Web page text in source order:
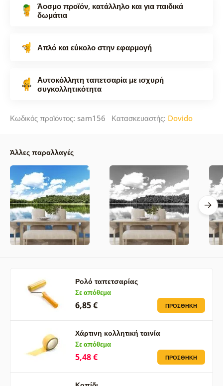
Άοσμο προϊόν, κατάλληλο και για παιδικά
δωμάτια
Απλό και εύκολο στην εφαρμογή
Αυτοκόλλητη ταπετσαρία με ισχυρή
συγκολλητικότητα
Κωδικός προϊόντος: sam156 Κατασκευαστής: Dovido
Άλλες παραλλαγές
Ρολό ταπετσαρίας
Σε απόθεμα
6,85 € ΠΡΟΣΘΉΚΗ
Χάρτινη κολλητική ταινία
Σε απόθεμα
5,48 € ΠΡΟΣΘΉΚΗ